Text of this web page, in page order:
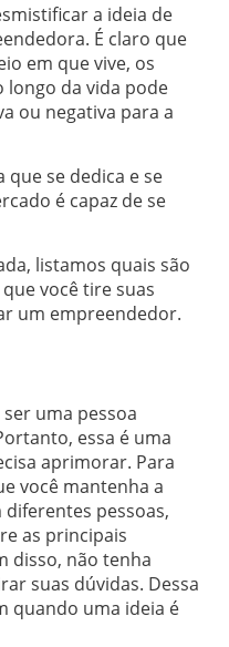
a ideia de
É claro que
em que vive, os
longo da vida pode
ou negativa para a
se dedica e se
é capaz de se
listamos quais são
você tire suas
um empreendedor.
uma pessoa
essa é uma
aprimorar. Para
você mantenha a
pessoas,
as principais
disso, não tenha
suas dúvidas. Dessa
quando uma ideia é